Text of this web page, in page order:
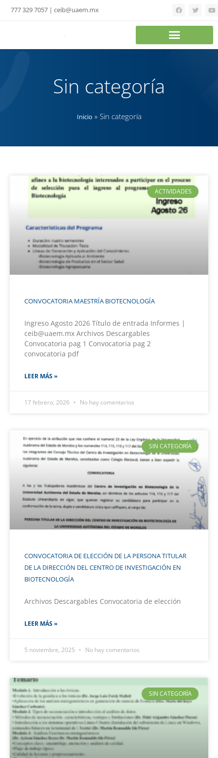
777 329 7057 | ceib@uaem.mx
Sin categoría
Inicio » Sin categoría
ACTIVIDADES
CONVOCATORIA MAESTRÍA BIOTECNOLOGÍA
Ingreso Agosto 2026 Título de entrada Informes |
ceib@uaem.mx Archivos Descargables
Convocatoria pag 1 Convocatoria pag 2
convocatoria pdf
LEER MÁS »
17 febrero, 2026 No hay comentarios
SIN CATEGORÍA
CONVOCATORIA DE ELECCIÓN DE LA PERSONA TITULAR
DE LA DIRECCIÓN DEL CENTRO DE INVESTIGACIÓN EN
BIOTECNOLOGÍA
Archivos Descargables Convocatoria de elección
LEER MÁS »
5 noviembre, 2025 No hay comentarios
SIN CATEGORÍA